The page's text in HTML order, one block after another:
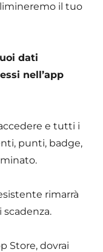
il tuo
dati
nell’app
e tutti i
punti, badge,
rimarrà
scadenza.
Store, dovrai